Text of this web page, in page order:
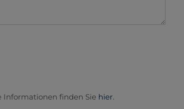
Informationen finden Sie hier.